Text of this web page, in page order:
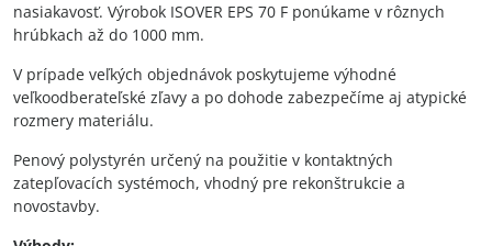
nasiakavosť. Výrobok ISOVER EPS 70 F ponúkame v rôznych
hrúbkach až do 1000 mm.
V prípade veľkých objednávok poskytujeme výhodné
veľkoodberateľské zľavy a po dohode zabezpečíme aj atypické
rozmery materiálu.
Penový polystyrén určený na použitie v kontaktných
zatepľovacích systémoch, vhodný pre rekonštrukcie a
novostavby.